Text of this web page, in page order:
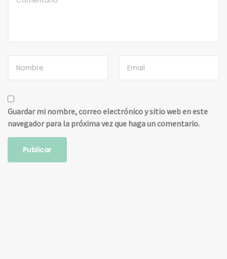
Guardar mi nombre, correo electrónico y sitio web en este
navegador para la próxima vez que haga un comentario.